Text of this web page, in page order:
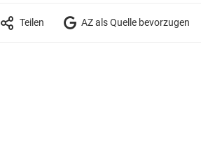
Teilen AZ als Quelle bevorzugen